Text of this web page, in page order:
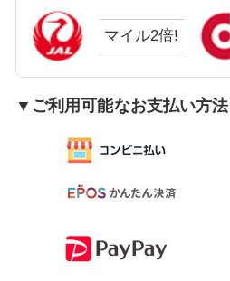
マイル2倍!
▼ご利用可能なお支払い方法